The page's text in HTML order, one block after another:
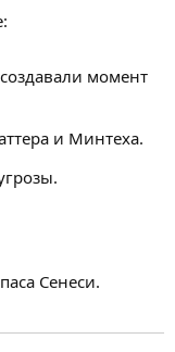
момент
и Минтеха.
Сенеси.